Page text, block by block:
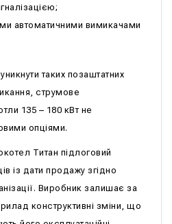
автоматичними вимикачами
таких позаштатних
струмове
135 – 180 кВт не
опціями.
Титан підлоговий
із дати продажу згідно
Виробник залишає за
конструктивні зміни, що